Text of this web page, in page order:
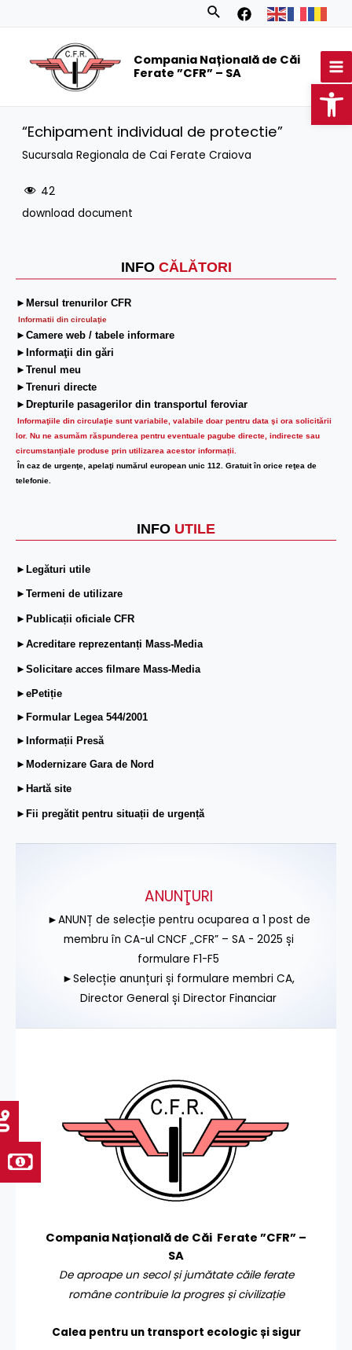
Search
Compania Națională de Căi
Ferate ”CFR” – SA
INFO CĂLĂTORI
►Mersul trenurilor CFR
Informatii din circulaţie
►Camere web / tabele informare
►Informaţii din gări
►Trenul meu
►Trenuri directe
►Drepturile pasagerilor din transportul feroviar
Informaţiile din circulaţie sunt variabile, valabile doar pentru data şi ora solicitării
lor. Nu ne asumăm răspunderea pentru eventuale pagube directe, indirecte sau
circumstanțiale produse prin utilizarea acestor informații.
În caz de urgenţe, apelaţi numărul european unic 112. Gratuit în orice reţea de
telefonie.
INFO UTILE
►Legături utile
►Termeni de utilizare
►Publicații oficiale CFR
►Acreditare reprezentanți Mass-Media
►Solicitare acces filmare Mass-Media
►ePetiție
►Formular Legea 544/2001
►Informații Presă
►Modernizare Gara de Nord
►Hartă site
►Fii pregătit pentru situații de urgență
“Echipament individual de protectie”
Sucursala Regionala de Cai Ferate Craiova
42
download document
ANUNŢURI
►ANUNȚ de selecție pentru ocuparea a 1 post de
membru în CA-ul CNCF „CFR” – SA - 2025 și
formulare F1-F5
►Selecție anunțuri și formulare membri CA,
Director General și Director Financiar
Compania Națională de Căi Ferate ”CFR” –
SA
De aproape un secol și jumătate căile ferate
române contribuie la progres și civilizație
Calea pentru un transport ecologic și sigur